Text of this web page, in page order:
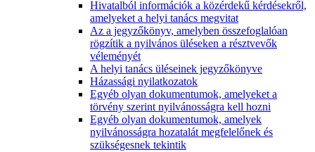
Hivatalból információk a közérdekű kérdésekről,
amelyeket a helyi tanács megvitat
Az a jegyzőkönyv, amelyben összefoglalóan
rögzítik a nyilvános üléseken a résztvevők
véleményét
A helyi tanács üléseinek jegyzőkönyve
Házassági nyilatkozatok
Egyéb olyan dokumentumok, amelyeket a
törvény szerint nyilvánosságra kell hozni
Egyéb olyan dokumentumok, amelyek
nyilvánosságra hozatalát megfelelőnek és
szükségesnek tekintik